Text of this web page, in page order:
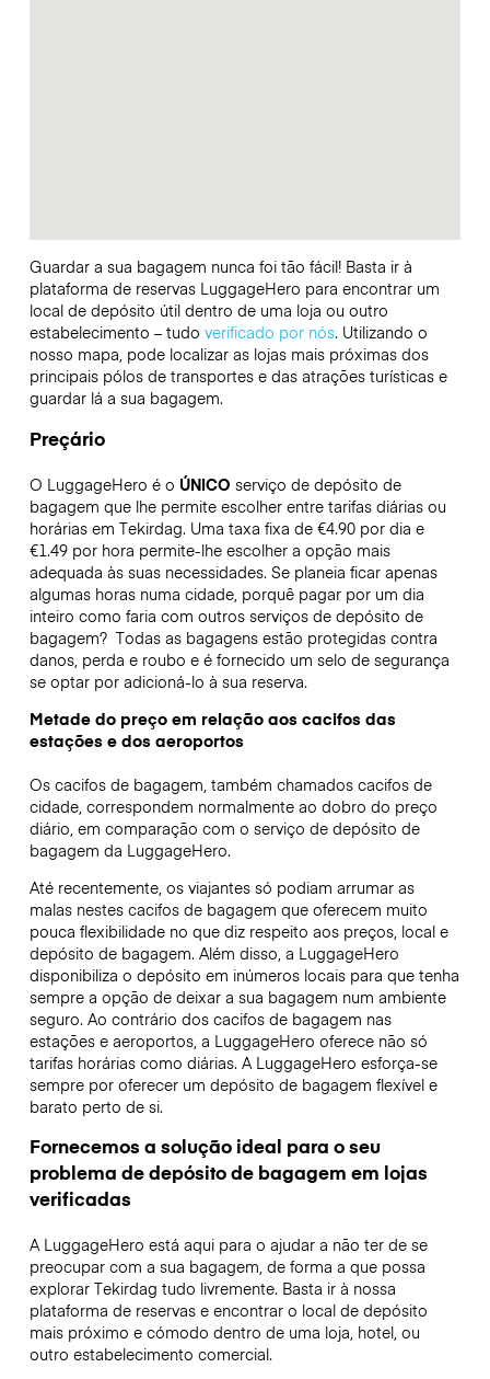
Guardar a sua bagagem nunca foi tão fácil! Basta ir à
plataforma de reservas LuggageHero para encontrar um
local de depósito útil dentro de uma loja ou outro
estabelecimento – tudo verificado por nós. Utilizando o
nosso mapa, pode localizar as lojas mais próximas dos
principais pólos de transportes e das atrações turísticas e
guardar lá a sua bagagem.
Preçário
O LuggageHero é o ÚNICO serviço de depósito de
bagagem que lhe permite escolher entre tarifas diárias ou
horárias em Tekirdag. Uma taxa fixa de €4.90 por dia e
€1.49 por hora permite-lhe escolher a opção mais
adequada às suas necessidades. Se planeia ficar apenas
algumas horas numa cidade, porquê pagar por um dia
inteiro como faria com outros serviços de depósito de
bagagem? Todas as bagagens estão protegidas contra
danos, perda e roubo e é fornecido um selo de segurança
se optar por adicioná-lo à sua reserva.
Metade do preço em relação aos cacifos das
estações e dos aeroportos
Os cacifos de bagagem, também chamados cacifos de
cidade, correspondem normalmente ao dobro do preço
diário, em comparação com o serviço de depósito de
bagagem da LuggageHero.
Até recentemente, os viajantes só podiam arrumar as
malas nestes cacifos de bagagem que oferecem muito
pouca flexibilidade no que diz respeito aos preços, local e
depósito de bagagem. Além disso, a LuggageHero
disponibiliza o depósito em inúmeros locais para que tenha
sempre a opção de deixar a sua bagagem num ambiente
seguro. Ao contrário dos cacifos de bagagem nas
estações e aeroportos, a LuggageHero oferece não só
tarifas horárias como diárias. A LuggageHero esforça-se
sempre por oferecer um depósito de bagagem flexível e
barato perto de si.
Fornecemos a solução ideal para o seu
problema de depósito de bagagem em lojas
verificadas
A LuggageHero está aqui para o ajudar a não ter de se
preocupar com a sua bagagem, de forma a que possa
explorar Tekirdag tudo livremente. Basta ir à nossa
plataforma de reservas e encontrar o local de depósito
mais próximo e cómodo dentro de uma loja, hotel, ou
outro estabelecimento comercial.